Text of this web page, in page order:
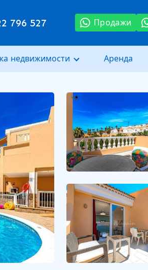
796 527 Продажи
недвижимости Аренда